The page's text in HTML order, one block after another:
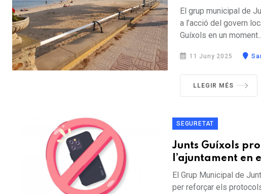
El grup municipal de
a l’acció del govern
Guíxols en un
11 Juny 2025
LLEGIR MÉS
SEGURETAT
Junts Guíxols
l’ajuntament en
El Grup Municipal de
per reforçar els